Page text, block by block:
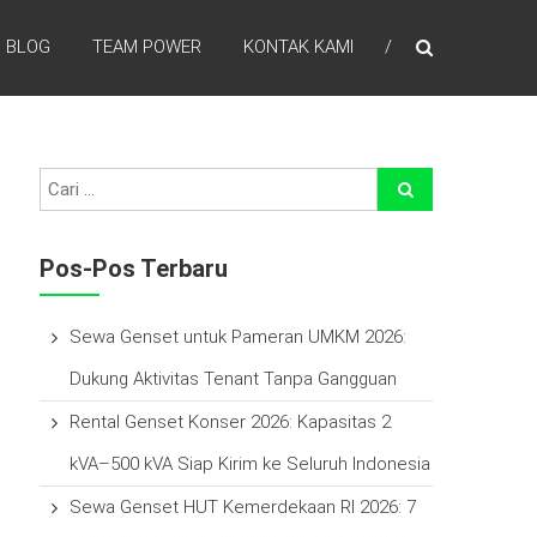
BLOG TEAM POWER KONTAK KAMI
Pos-Pos Terbaru
Sewa Genset untuk Pameran UMKM 2026:
Dukung Aktivitas Tenant Tanpa Gangguan
Rental Genset Konser 2026: Kapasitas 2
kVA–500 kVA Siap Kirim ke Seluruh Indonesia
Sewa Genset HUT Kemerdekaan RI 2026: 7